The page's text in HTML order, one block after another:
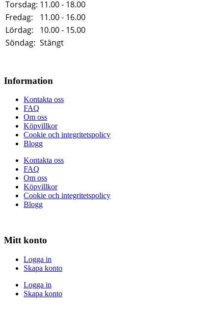
Torsdag: 11.00 - 18.00
Fredag:
11.00 - 16.00
Lördag:
10.00 - 15.00
Söndag: Stängt
Information
Kontakta oss
FAQ
Om oss
Köpvillkor
Cookie och integritetspolicy
Blogg
Kontakta oss
FAQ
Om oss
Köpvillkor
Cookie och integritetspolicy
Blogg
Mitt konto
Logga in
Skapa konto
Logga in
Skapa konto